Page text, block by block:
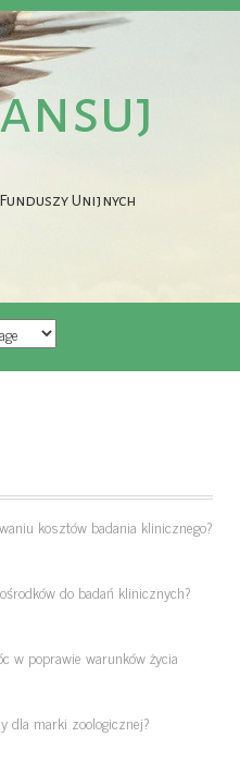
Unijnych
kosztów badania klinicznego?
do badań klinicznych?
w poprawie warunków życia
dla marki zoologicznej?